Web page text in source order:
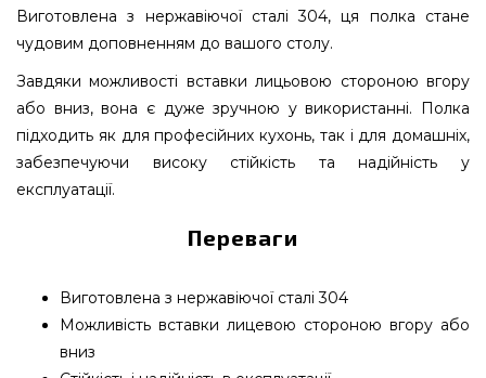
Виготовлена з нержавіючої сталі 304, ця полка стане
чудовим доповненням до вашого столу.
Завдяки можливості вставки лицьовою стороною вгору
або вниз, вона є дуже зручною у використанні. Полка
підходить як для професійних кухонь, так і для домашніх,
забезпечуючи високу стійкість та надійність у
експлуатації.
Переваги
Виготовлена з нержавіючої сталі 304
Можливість вставки лицевою стороною вгору або
вниз